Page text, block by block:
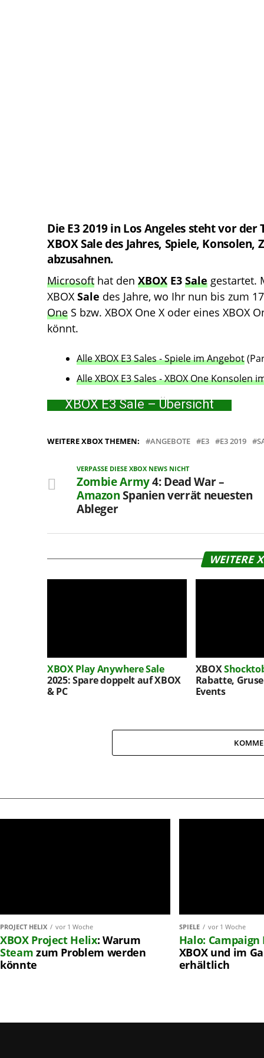
Die E3 2019 in Los Angeles steht vor
XBOX Sale des Jahres, Spiele,
abzusahnen.
Microsoft hat den XBOX E3 Sale gestartet.
XBOX Sale des Jahre, wo Ihr nun bis zum
One S bzw. XBOX One X oder eines XBOX
könnt.
Alle XBOX E3 Sales - Spiele im Angebot
Alle XBOX E3 Sales - XBOX One Konsolen
XBOX E3 Sale – Übersicht
WEITERE XBOX THEMEN: ANGEBOTE E3 E3 2019
VERPASSE DIESE XBOX NEWS NICHT
Zombie Army4: Dead War –
AmazonSpanien verrät neuesten
Ableger
WEITERE
XBOX Play AnywhereSale
2025: Spare doppelt auf XBOX
& PC
XBOX
Rabatte,
Events
PROJECT HELIX vor 1 Woche
XBOX Project Helix: Warum
Steam zum Problem werden
könnte
SPIELE vor 1 Woche
Halo: Campaign
XBOX und im
erhältlich